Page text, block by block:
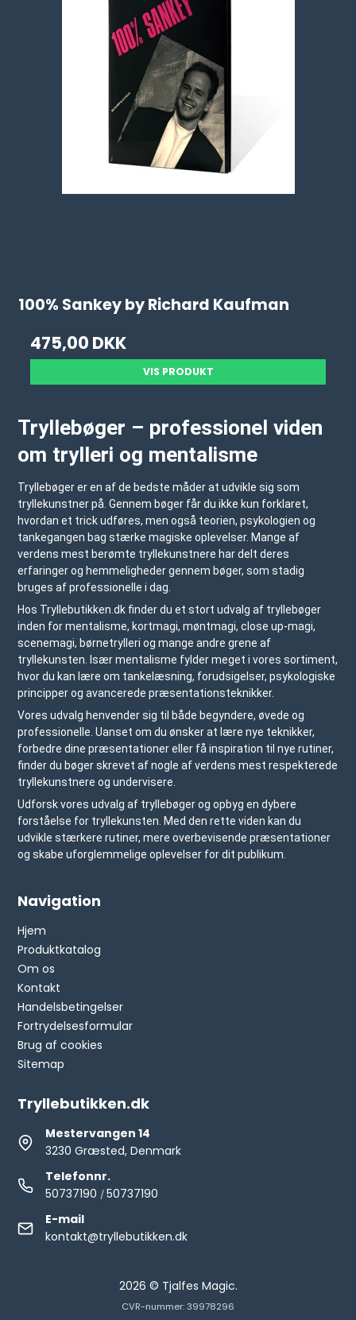
100% Sankey by Richard Kaufman
475,00 DKK
VIS PRODUKT
Tryllebøger – professionel viden
om trylleri og mentalisme
Tryllebøger er en af de bedste måder at udvikle sig som
tryllekunstner på. Gennem bøger får du ikke kun forklaret,
hvordan et trick udføres, men også teorien, psykologien og
tankegangen bag stærke magiske oplevelser. Mange af
verdens mest berømte tryllekunstnere har delt deres
erfaringer og hemmeligheder gennem bøger, som stadig
bruges af professionelle i dag.
Hos Tryllebutikken.dk finder du et stort udvalg af tryllebøger
inden for mentalisme, kortmagi, møntmagi, close up-magi,
scenemagi, børnetrylleri og mange andre grene af
tryllekunsten. Især mentalisme fylder meget i vores sortiment,
hvor du kan lære om tankelæsning, forudsigelser, psykologiske
principper og avancerede præsentationsteknikker.
Vores udvalg henvender sig til både begyndere, øvede og
professionelle. Uanset om du ønsker at lære nye teknikker,
forbedre dine præsentationer eller få inspiration til nye rutiner,
finder du bøger skrevet af nogle af verdens mest respekterede
tryllekunstnere og undervisere.
Udforsk vores udvalg af tryllebøger og opbyg en dybere
forståelse for tryllekunsten. Med den rette viden kan du
udvikle stærkere rutiner, mere overbevisende præsentationer
og skabe uforglemmelige oplevelser for dit publikum.
Navigation
Hjem
Produktkatalog
Om os
Kontakt
Handelsbetingelser
Fortrydelsesformular
Brug af cookies
Sitemap
Tryllebutikken.dk
Mestervangen 14
3230 Græsted, Denmark
Telefonnr.
50737190 /50737190
E-mail
kontakt@tryllebutikken.dk
2026 © Tjalfes Magic.
CVR-nummer: 39978296